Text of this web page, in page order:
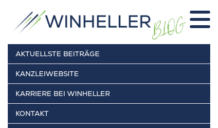
AKTUELLSTE BEITRÄGE
KANZLEIWEBSITE
KARRIERE BEI WINHELLER
KONTAKT